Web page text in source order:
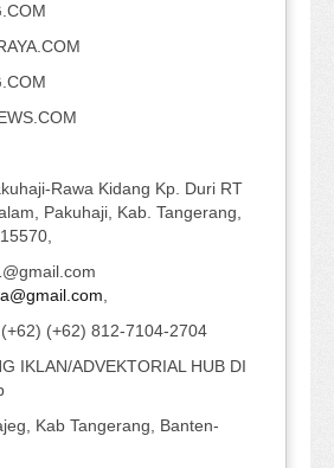
Rawa Kidang Kp. Duri RT
Pakuhaji, Kab. Tangerang,
,
(+62) 812-7104-2704
IKLAN/ADVEKTORIAL HUB DI
Kab Tangerang, Banten-